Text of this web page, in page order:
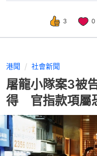
3 0
港聞 社會新聞
屠龍小隊案3被
得 官指款項屬